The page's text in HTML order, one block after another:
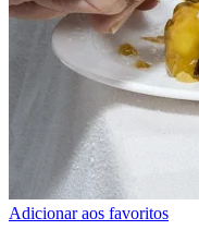
Adicionar aos favoritos